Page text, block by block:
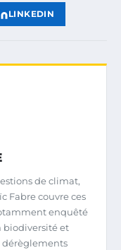
LINKEDIN
de climat,
Fabre couvre ces
enquêté
biodiversité et
dérèglements